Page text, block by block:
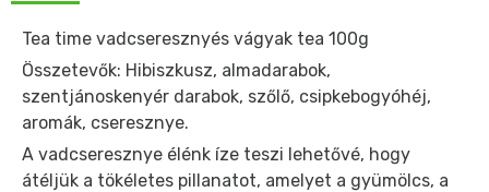
Tea time vadcseresznyés vágyak tea 100g
Összetevők: Hibiszkusz, almadarabok,
szentjánoskenyér darabok, szőlő, csipkebogyóhéj,
aromák, cseresznye.
A vadcseresznye élénk íze teszi lehetővé, hogy
átéljük a tökéletes pillanatot, amelyet a gyümölcs, a